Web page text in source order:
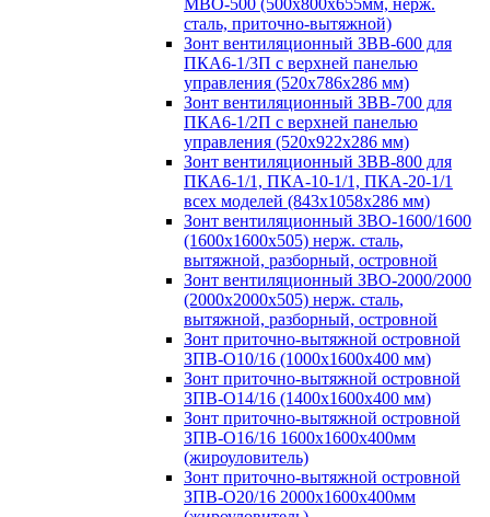
МВО-500 (500х800х655мм, нерж.
сталь, приточно-вытяжной)
Зонт вентиляционный ЗВВ-600 для
ПКА6-1/3П с верхней панелью
управления (520х786х286 мм)
Зонт вентиляционный ЗВВ-700 для
ПКА6-1/2П с верхней панелью
управления (520х922х286 мм)
Зонт вентиляционный ЗВВ-800 для
ПКА6-1/1, ПКА-10-1/1, ПКА-20-1/1
всех моделей (843х1058х286 мм)
Зонт вентиляционный ЗВО-1600/1600
(1600х1600х505) нерж. сталь,
вытяжной, разборный, островной
Зонт вентиляционный ЗВО-2000/2000
(2000х2000х505) нерж. сталь,
вытяжной, разборный, островной
Зонт приточно-вытяжной островной
ЗПВ-О10/16 (1000х1600х400 мм)
Зонт приточно-вытяжной островной
ЗПВ-О14/16 (1400х1600х400 мм)
Зонт приточно-вытяжной островной
ЗПВ-О16/16 1600х1600х400мм
(жироуловитель)
Зонт приточно-вытяжной островной
ЗПВ-О20/16 2000х1600х400мм